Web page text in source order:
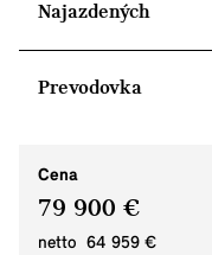
Najazdených
Prevodovka
Cena
79 900 €
netto 64 959 €